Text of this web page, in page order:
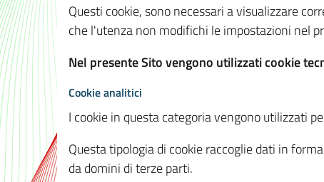
Questi cookie, sono necessari a visualizzare
che l'utenza non modifichi le impostazioni nel
Nel presente Sito vengono utilizzati cookie
Cookie analitici
I cookie in questa categoria vengono utilizzati
Questa tipologia di cookie raccoglie dati in
da domini di terze parti.